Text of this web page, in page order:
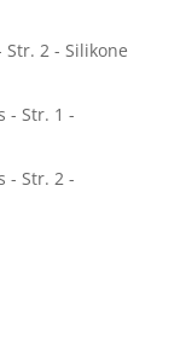
Str. 2 - Silikone
- Str. 1 -
- Str. 2 -